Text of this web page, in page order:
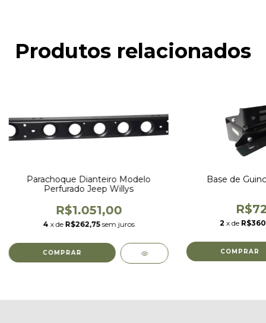
Produtos relacionados
Parachoque Dianteiro Modelo
Perfurado Jeep Willys
R$1.051,00
4 x de R$262,75 sem juros
Base de
2 x de